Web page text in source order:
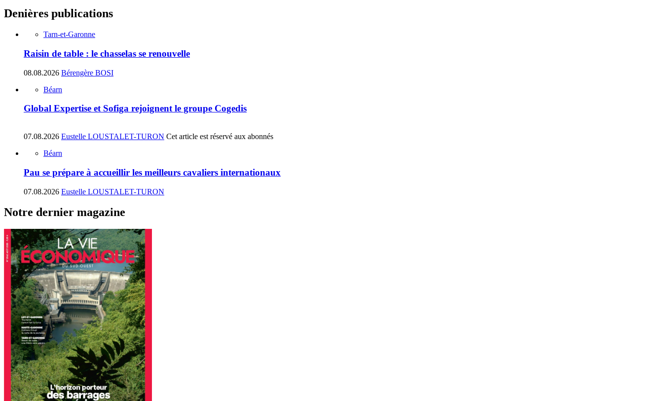
Denières publications
Tarn-et-Garonne
Raisin de table : le chasselas se renouvelle
08.08.2026 Bérengère BOSI
Béarn
Global Expertise et Sofiga rejoignent le groupe Cogedis
07.08.2026 Eustelle LOUSTALET-TURON Cet article est réservé aux abonnés
Béarn
Pau se prépare à accueillir les meilleurs cavaliers internationaux
07.08.2026 Eustelle LOUSTALET-TURON
Notre dernier magazine